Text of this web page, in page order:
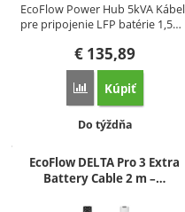
EcoFlow Power Hub 5kVA Kábel
pre pripojenie LFP batérie 1,5…
€ 135,89
Porovnať
Kúpiť
Dostupnosť:
Do týždňa
EcoFlow DELTA Pro 3 Extra
Battery Cable 2 m –…